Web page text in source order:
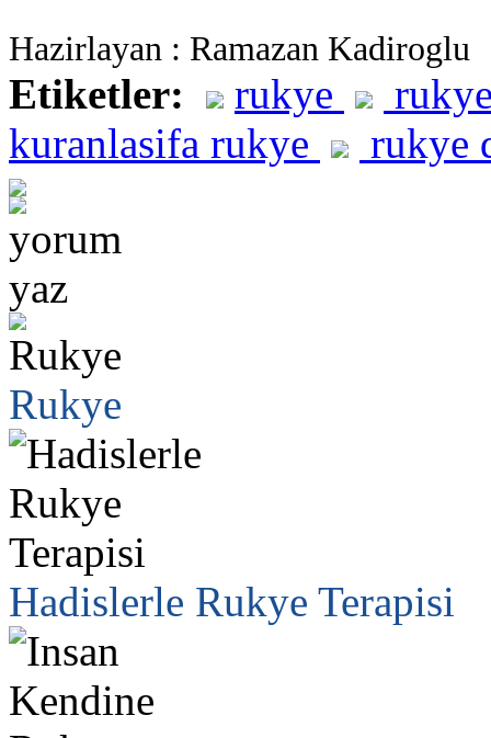
Hazirlayan : Ramazan Kadiroglu
Etiketler: rukye
kuranlasifa rukye
rukye
Rukye
Hadislerle Rukye Terapisi